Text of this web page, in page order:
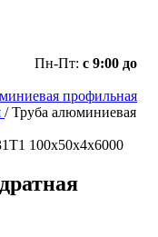
Пн-Пт: с 9:00 до
профильная
/ Труба алюминиевая